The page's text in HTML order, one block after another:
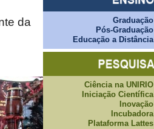
da
Graduação
Pós-Graduação
Educação a Distância
Ciência na UNIRIO
Iniciação Científica
Inovação
Incubadora
Plataforma Lattes